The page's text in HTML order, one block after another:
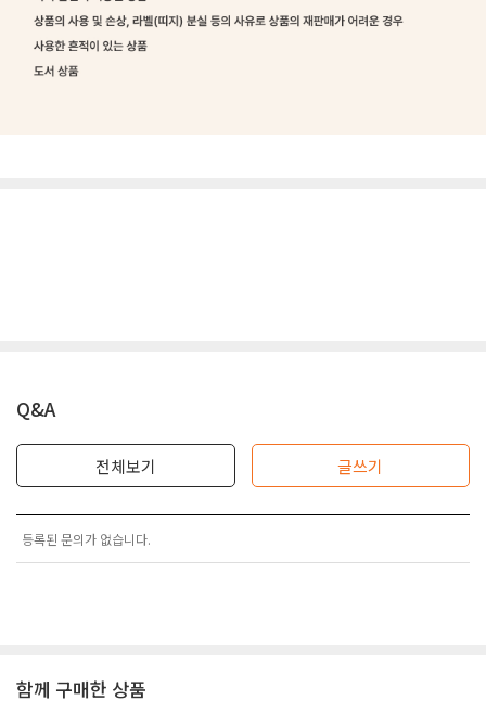
Q&A
전체보기 글쓰기
등록된 문의가 없습니다.
함께 구매한 상품